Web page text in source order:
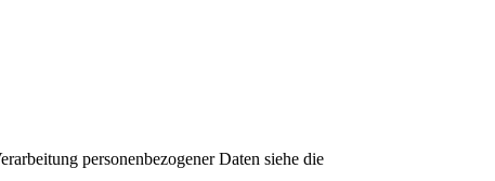
personenbezogener Daten siehe die